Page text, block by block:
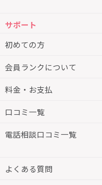
サポート
初めての方
会員ランクについて
料金・お支払
口コミ一覧
電話相談口コミ一覧
よくある質問